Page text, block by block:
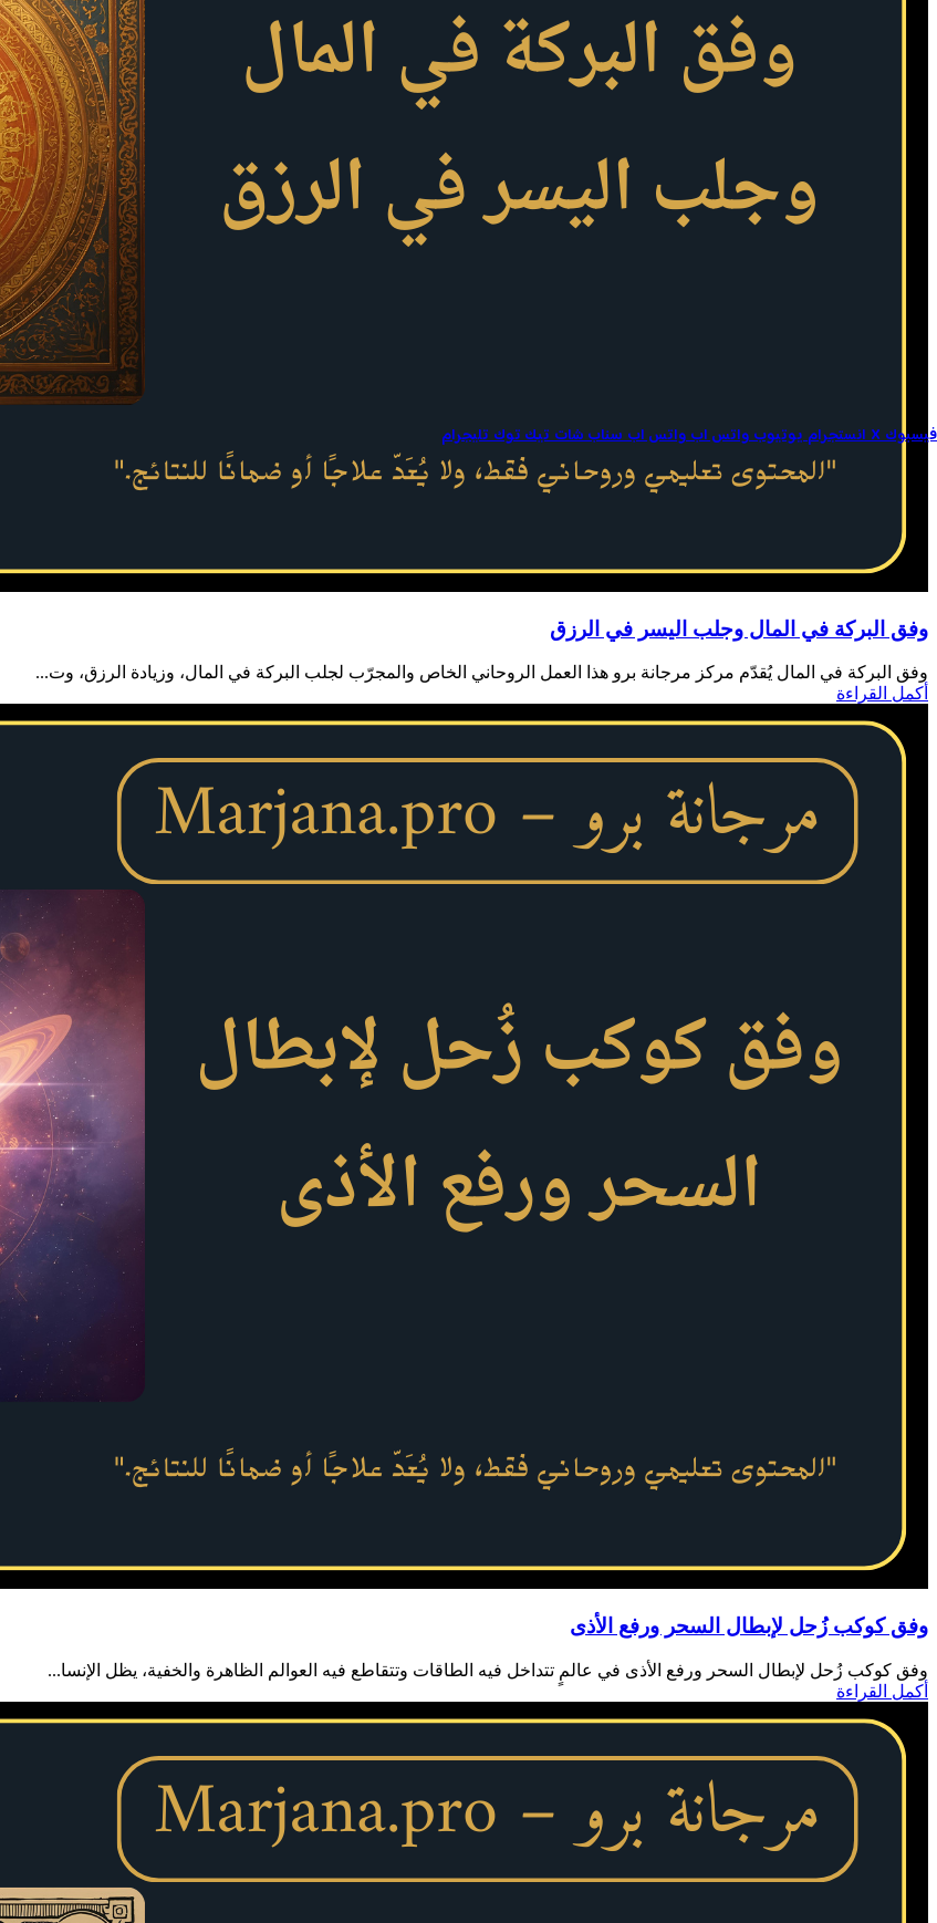
وفق البركة في المال وجلب اليسر في الرزق
وفق البركة في المال يُقدّم مركز مرجانة برو هذا العمل الروحاني الخاص والمجرّب لجلب البركة في المال، وزيادة الرزق، وت...
أكمل القراءة
وفق كوكب زُحل لإبطال السحر ورفع الأذى
وفق كوكب زُحل لإبطال السحر ورفع الأذى في عالمٍ تتداخل فيه الطاقات وتتقاطع فيه العوالم الظاهرة والخفية، يظل الإنسا...
أكمل القراءة
فيسبوكXانستجرام يوتيوبواتس ابواتس ابسناب شاتتيك توكتليجرام